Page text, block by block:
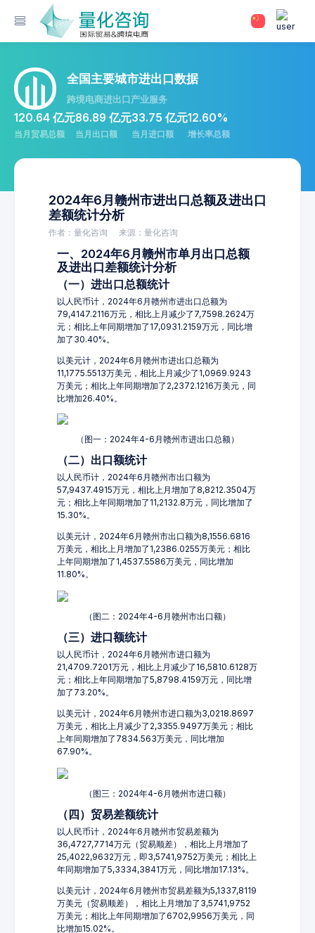
全国主要城市进出口数据
跨境电商进出口产业服务
120.64 亿元
当月贸易总额
86.89 亿元
当月出口额
33.75 亿元
当月进口额
12.60%
增长率总额
2024年6月赣州市进出口总额及进出口
差额统计分析
作者：量化咨询 来源：量化咨询
一、2024年6月赣州市单月出口总额
及进出口差额统计分析
（一）进出口总额统计
以人民币计，2024年6月赣州市进出口总额为
79,4147.2116万元，相比上月减少了7,7598.2624万
元；相比上年同期增加了17,0931.2159万元，同比增
加了30.40%。
以美元计，2024年6月赣州市进出口总额为
11,1775.5513万美元，相比上月减少了1,0969.9243
万美元；相比上年同期增加了2,2372.1216万美元，同
比增加26.40%。
（图一：2024年4-6月赣州市进出口总额）
（二）出口额统计
以人民币计，2024年6月赣州市出口额为
57,9437.4915万元，相比上月增加了8,8212.3504万
元；相比上年同期增加了11,2132.8万元，同比增加了
15.30%。
以美元计，2024年6月赣州市出口额为8,1556.6816
万美元，相比上月增加了1,2386.0255万美元；相比
上年同期增加了1,4537.5586万美元，同比增加
11.80%。
（图二：2024年4-6月赣州市出口额）
（三）进口额统计
以人民币计，2024年6月赣州市进口额为
21,4709.7201万元，相比上月减少了16,5810.6128万
元；相比上年同期增加了5,8798.4159万元，同比增
加了73.20%。
以美元计，2024年6月赣州市进口额为3,0218.8697
万美元，相比上月减少了2,3355.9497万美元；相比
上年同期增加了7834.563万美元，同比增加
67.90%。
（图三：2024年4-6月赣州市进口额）
（四）贸易差额统计
以人民币计，2024年6月赣州市贸易差额为
36,4727,7714万元（贸易顺差），相比上月增加了
25,4022,9632万元，即3,5741,9752万美元；相比上
年同期增加了5,3334,3841万元，同比增加17.13%。
以美元计，2024年6月赣州市贸易差额为5,1337,8119
万美元（贸易顺差），相比上月增加了3,5741,9752
万美元；相比上年同期增加了6702,9956万美元，同
比增加15.02%。